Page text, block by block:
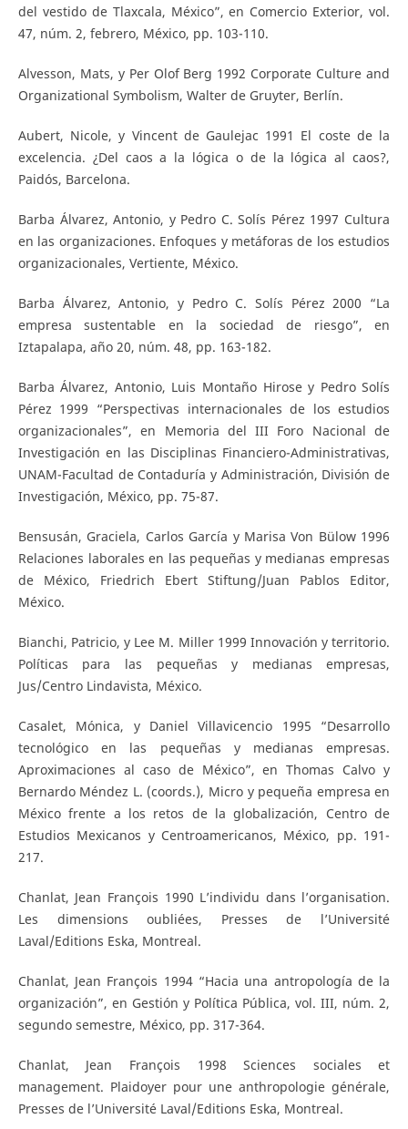
del vestido de Tlaxcala, México”, en Comercio Exterior, vol.
47, núm. 2, febrero, México, pp. 103-110.
Alvesson, Mats, y Per Olof Berg 1992 Corporate Culture and
Organizational Symbolism, Walter de Gruyter, Berlín.
Aubert, Nicole, y Vincent de Gaulejac 1991 El coste de la
excelencia. ¿Del caos a la lógica o de la lógica al caos?,
Paidós, Barcelona.
Barba Álvarez, Antonio, y Pedro C. Solís Pérez 1997 Cultura
en las organizaciones. Enfoques y metáforas de los estudios
organizacionales, Vertiente, México.
Barba Álvarez, Antonio, y Pedro C. Solís Pérez 2000 “La
empresa sustentable en la sociedad de riesgo”, en
Iztapalapa, año 20, núm. 48, pp. 163-182.
Barba Álvarez, Antonio, Luis Montaño Hirose y Pedro Solís
Pérez 1999 “Perspectivas internacionales de los estudios
organizacionales”, en Memoria del III Foro Nacional de
Investigación en las Disciplinas Financiero-Administrativas,
UNAM-Facultad de Contaduría y Administración, División de
Investigación, México, pp. 75-87.
Bensusán, Graciela, Carlos García y Marisa Von Bülow 1996
Relaciones laborales en las pequeñas y medianas empresas
de México, Friedrich Ebert Stiftung/Juan Pablos Editor,
México.
Bianchi, Patricio, y Lee M. Miller 1999 Innovación y territorio.
Políticas para las pequeñas y medianas empresas,
Jus/Centro Lindavista, México.
Casalet, Mónica, y Daniel Villavicencio 1995 “Desarrollo
tecnológico en las pequeñas y medianas empresas.
Aproximaciones al caso de México”, en Thomas Calvo y
Bernardo Méndez L. (coords.), Micro y pequeña empresa en
México frente a los retos de la globalización, Centro de
Estudios Mexicanos y Centroamericanos, México, pp. 191-
217.
Chanlat, Jean François 1990 L’individu dans l’organisation.
Les dimensions oubliées, Presses de l’Université
Laval/Editions Eska, Montreal.
Chanlat, Jean François 1994 “Hacia una antropología de la
organización”, en Gestión y Política Pública, vol. III, núm. 2,
segundo semestre, México, pp. 317-364.
Chanlat, Jean François 1998 Sciences sociales et
management. Plaidoyer pour une anthropologie générale,
Presses de l’Université Laval/Editions Eska, Montreal.